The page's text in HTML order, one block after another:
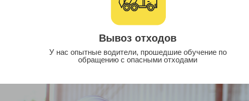
Вывоз отходов
У нас опытные водители, прошедшие обучение по
обращению с опасными отходами